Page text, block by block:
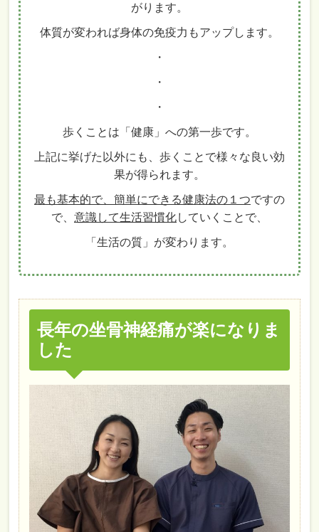
がります。
体質が変われば身体の免疫力もアップします。
・
・
・
歩くことは「健康」への第一歩です。
上記に挙げた以外にも、歩くことで様々な良い効
果が得られます。
最も基本的で、簡単にできる健康法の１つですの
で、 意識して生活習慣化していくことで、
「生活の質」が変わります。
長年の坐骨神経痛が楽になりま
した